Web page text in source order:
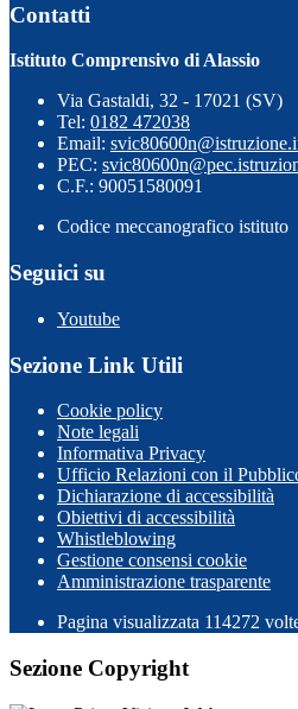
Contatti
Istituto Comprensivo di Alassio
Via Gastaldi, 32 - 17021 (SV)
Tel: 0182 472038
Email:
PEC:
C.F.: 90051580091
Codice meccanografico istituto
Seguici su
Youtube
Sezione Link Utili
Cookie policy
Note legali
Informativa Privacy
Ufficio Relazioni con il
Dichiarazione di accessibilità
Obiettivi di accessibilità
Whistleblowing
Gestione consensi cookie
Amministrazione trasparente
Pagina visualizzata 114272
Sezione Copyright